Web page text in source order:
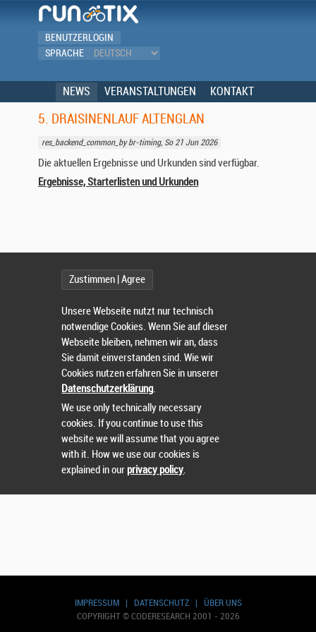
BENUTZERLOGIN
SPRACHE
NEWS VERANSTALTUNGEN KONTAKT
IMPRESSUM| DATENSCHUTZ| ÜBER UNS
COPYRIGHT © CODERESEARCH 2001 - 2026
5. DRAISINENLAUF ALTENGLAN
res_backend_common_by br-timing, So 21 Jun 2026
Die aktuellen Ergebnisse und Urkunden sind verfügbar.
Ergebnisse, Starterlisten und Urkunden
Zustimmen | Agree
Unsere Webseite nutzt nur technisch
notwendige Cookies. Wenn Sie auf dieser
Webseite bleiben, nehmen wir an, dass
Sie damit einverstanden sind. Wie wir
Cookies nutzen erfahren Sie in unserer
Datenschutzerklärung.
We use only technically necessary
cookies. If you continue to use this
website we will assume that you agree
with it. How we use our cookies is
explained in ourprivacy policy.